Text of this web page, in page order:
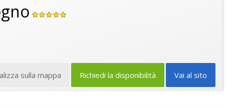
Vai al sito
Richiedi la disponibilità
sulla mappa